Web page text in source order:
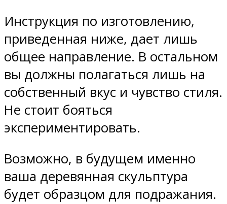
Инструкция по изготовлению,
приведенная ниже, дает лишь
общее направление. В остальном
вы должны полагаться лишь на
собственный вкус и чувство стиля.
Не стоит бояться
экспериментировать.
Возможно, в будущем именно
ваша деревянная скульптура
будет образцом для подражания.